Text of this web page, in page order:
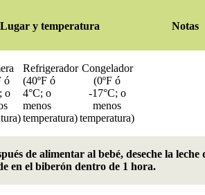
Lugar y temperatura Notas
ó
o
Refrigerador
(40ºF ó
4°C; o
menos
temperatura)
Congelador
(0ºF ó
-17°C; o
menos
temperatura)
de alimentar al bebé, deseche la leche
en el biberón dentro de 1 hora.